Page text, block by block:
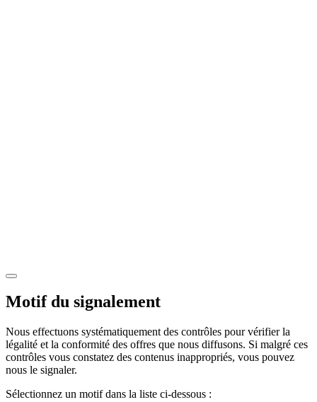
Motif du signalement
Nous effectuons systématiquement des contrôles pour vérifier la
légalité et la conformité des offres que nous diffusons. Si malgré ces
contrôles vous constatez des contenus inappropriés, vous pouvez
nous le signaler.
Sélectionnez un motif dans la liste ci-dessous :